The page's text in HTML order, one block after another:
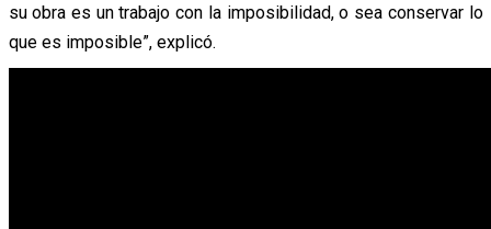
su obra es un trabajo con la imposibilidad, o sea conservar lo
que es imposible”, explicó.